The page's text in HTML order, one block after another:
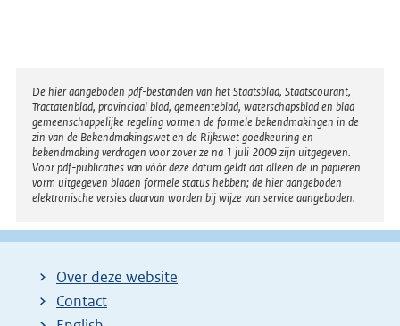
Disclaimer
De hier aangeboden pdf-bestanden van het Staatsblad, Staatscourant,
Tractatenblad, provinciaal blad, gemeenteblad, waterschapsblad en blad
gemeenschappelijke regeling vormen de formele bekendmakingen in de
zin van de Bekendmakingswet en de Rijkswet goedkeuring en
bekendmaking verdragen voor zover ze na 1 juli 2009 zijn uitgegeven.
Voor pdf-publicaties van vóór deze datum geldt dat alleen de in papieren
vorm uitgegeven bladen formele status hebben; de hier aangeboden
elektronische versies daarvan worden bij wijze van service aangeboden.
Over deze website
Contact